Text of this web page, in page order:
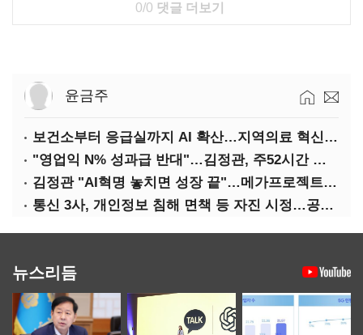
0/0 댓글 더보기
윤금주
보건소부터 응급실까지 AI 확산…지역의료 혁신 본격화
"영업익 N% 성과급 반대"…김정관, 주52시간 손질 예고
김정관 "AI혁명 놓치면 성장 끝"…메가프로젝트·메가특구 속도전
통신 3사, 개인정보 침해 면책 등 자진 시정…공정위 "이용자 권리 강화"
뉴스리듬